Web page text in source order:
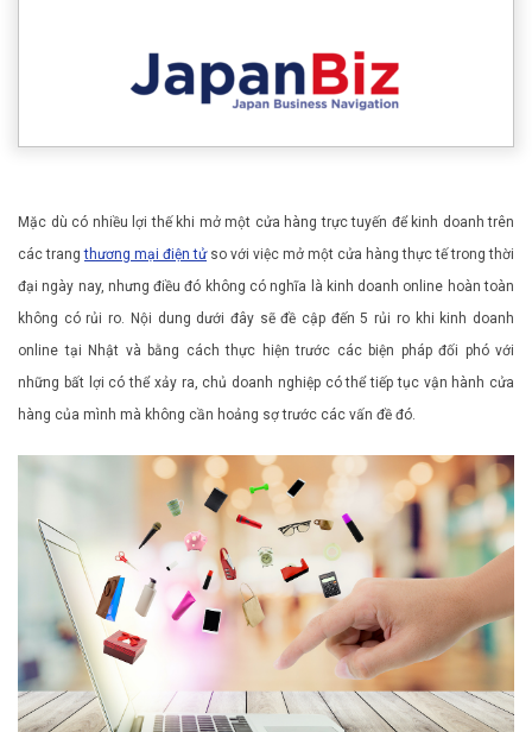
Mặc dù có nhiều lợi thế khi mở một cửa hàng trực tuyến để kinh doanh trên
các trangthương mại điện tửso với việc mở một cửa hàng thực tế trong thời
đại ngày nay, nhưng điều đó không có nghĩa là kinh doanh online hoàn toàn
không có rủi ro. Nội dung dưới đây sẽ đề cập đến 5 rủi ro khi kinh doanh
online tại Nhật và bằng cách thực hiện trước các biện pháp đối phó với
những bất lợi có thể xảy ra, chủ doanh nghiệp có thể tiếp tục vận hành cửa
hàng của mình mà không cần hoảng sợ trước các vấn đề đó.